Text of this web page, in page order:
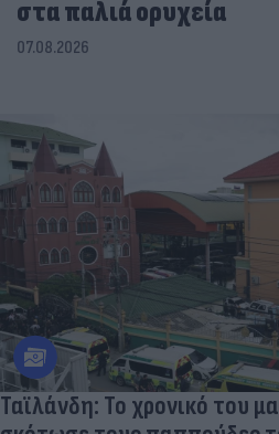
στα παλιά ορυχεία
07.08.2026
Ταϊλάνδη: Το χρονικό του